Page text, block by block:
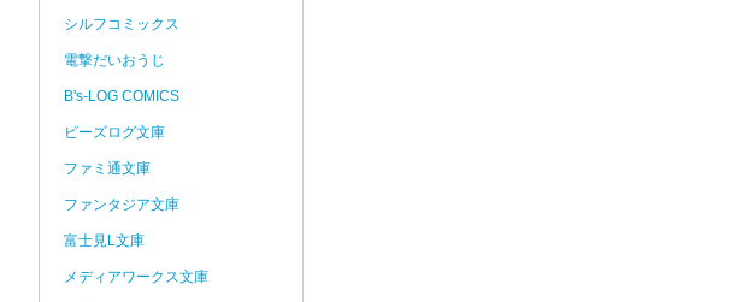
シルフコミックス
電撃だいおうじ
B's-LOG COMICS
ビーズログ文庫
ファミ通文庫
ファンタジア文庫
富士見L文庫
メディアワークス文庫